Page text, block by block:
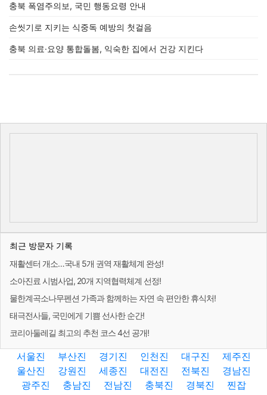
충북 폭염주의보, 국민 행동요령 안내
손씻기로 지키는 식중독 예방의 첫걸음
충북 의료·요양 통합돌봄, 익숙한 집에서 건강 지킨다
최근 방문자 기록
재활센터 개소…국내 5개 권역 재활체계 완성!
소아진료 시범사업, 20개 지역협력체계 선정!
물한계곡소나무펜션 가족과 함께하는 자연 속 편안한 휴식처!
태극전사들, 국민에게 기쁨 선사한 순간!
코리아둘레길 최고의 추천 코스 4선 공개!
서울진 부산진 경기진 인천진 대구진
제주진
울산진
강원진 세종진 대전진 전북진
경남진
광주진
충남진 전남진 충북진 경북진
찐잡